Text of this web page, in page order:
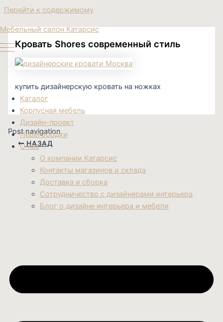
Перейти к содержимому
Мебельный салон Катарсис
Каталог
Корпусная мебель
Дизайн-проект
Перегородки
О нас
О компании Катарсис
Контакты магазинов и склада
Доставка и сборка
Сотрудничество с дизайнерами интерьера
Блог о дизайне интерьера и мебели
Кровать Shores современный стиль
купить дизайнерскую кровать на ножках
Post navigation
НАЗАД